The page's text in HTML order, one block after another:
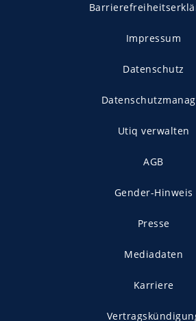
Impressum
Datenschutz
Utiq verwalten
AGB
Gender-Hinweis
Presse
Mediadaten
Karriere